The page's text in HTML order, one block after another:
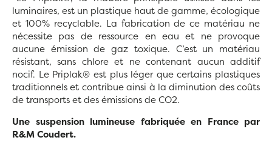
luminaires, est un plastique haut de gamme, écologique
et 100% recyclable. La fabrication de ce matériau ne
nécessite pas de ressource en eau et ne provoque
aucune émission de gaz toxique. C’est un matériau
résistant, sans chlore et ne contenant aucun additif
nocif. Le Priplak® est plus léger que certains plastiques
traditionnels et contribue ainsi à la diminution des coûts
de transports et des émissions de CO2.
Une suspension lumineuse fabriquée en France par
R&M Coudert.